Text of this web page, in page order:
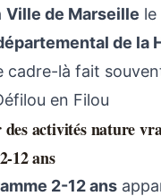
Ville de Marseille le
de la
cadre-là fait
en Filou
activités nature
12 ans
2-12 ans